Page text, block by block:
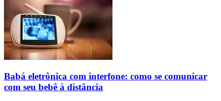
Babá eletrônica com interfone: como se comunicar
com seu bebê à distância